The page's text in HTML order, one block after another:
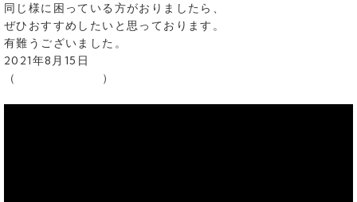
同じ様に困っている方がおりましたら、
ぜひおすすめしたいと思っております。
有難うございました。
2021年8月15日
（ ）